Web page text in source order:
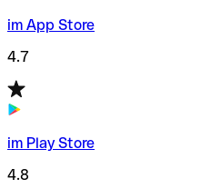
im App Store
4.7
im Play Store
4.8